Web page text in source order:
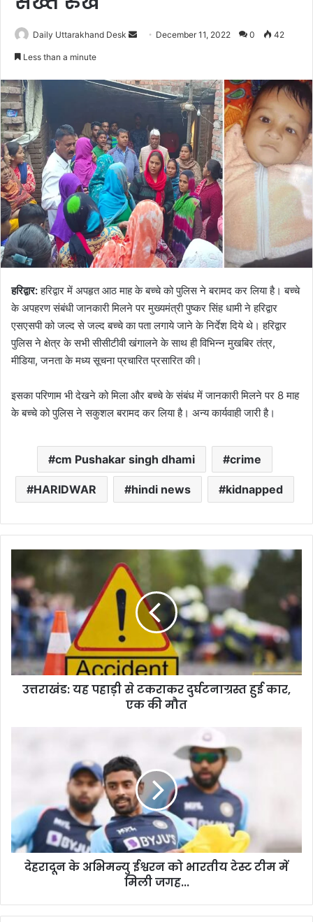
Daily Uttarakhand Desk
Send December 11, 2022 0 42
Less than a minute
हरिद्वार:हरिद्वार में अपहृत आठ माह के बच्चे को पुलिस ने बरामद कर लिया है। बच्चे
के अपहरण संबंधी जानकारी मिलने पर मुख्यमंत्री पुष्कर सिंह धामी ने हरिद्वार
एसएसपी को जल्द से जल्द बच्चे का पता लगाये जाने के निर्देश दिये थे। हरिद्वार
पुलिस ने क्षेत्र के सभी सीसीटीवी खंगालने के साथ ही विभिन्न मुखबिर तंत्र,
मीडिया, जनता के मध्य सूचना प्रचारित प्रसारित की।
इसका परिणाम भी देखने को मिला और बच्चे के संबंध में जानकारी मिलने पर 8 माह
के बच्चे को पुलिस ने सकुशल बरामद कर लिया है। अन्य कार्यवाही जारी है।
cm Pushakar singh dhami crime
HARIDWAR hindi news kidnapped
पहाड़ी
से
टकराकर
दुर्घटनाग्रस्त
हुई
कार,
एक
उत्तराखंड: यह पहाड़ी से टकराकर दुर्घटनाग्रस्त हुई कार,
एक की मौत
भारतीय
टेस्ट
टीम
में
मिलीदेहरादून के अभिमन्यु ईश्वरन को भारतीय टेस्ट टीम में
मिली जगह...